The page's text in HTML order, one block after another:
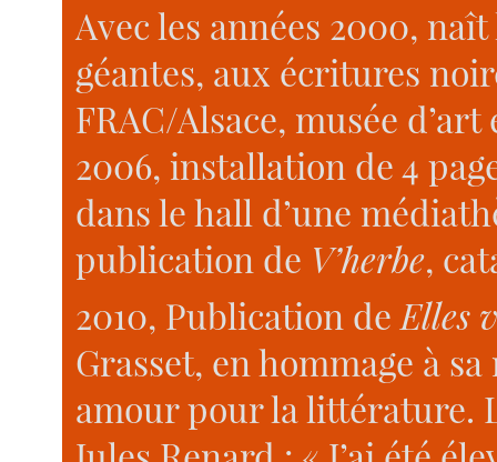
Avec les années 2000,
géantes, aux écritures
FRAC/Alsace, musée
2006, installation de 4
dans le hall d’une
publication de V’herbe,
2010, Publication de Elles
Grasset, en hommage à
amour pour la littérature.